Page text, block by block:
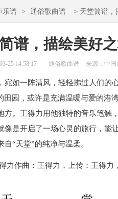
乐谱 > 通俗歌曲谱 > 天堂简谱，
谱，描绘美好
25 14:58:17 通俗歌曲谱 来源：中国
宛如一阵清风，轻轻拂过人们的
田园，或许是充满温暖与爱的港
方。王得力用他独特的音乐笔触
像是开启了一场心灵的旅行，能
“天堂”的纯净与温柔。
力作曲：王得力，上传：王得力